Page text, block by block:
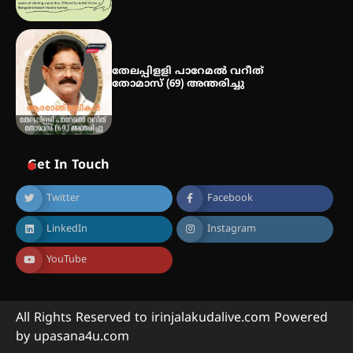
തേലപ്പിളളി പാറേമൽ വറീത്
തോമാസ് (69) അന്തരിച്ചു
Get In Touch
Twitter Facebook
LinkedIn Instagram
YouTube
All Rights Reserved to irinjalakudalive.com Powered
by upasana4u.com